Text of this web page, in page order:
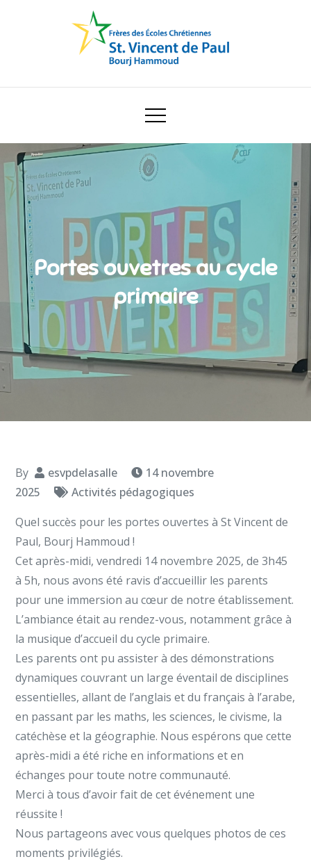
Ecole Saint Vincent de Paul
Portes ouvetres au cycle
primaire
By esvpdelasalle
14 novembre
2025
Activités pédagogiques
Quel succès pour les portes ouvertes à St Vincent de
Paul, Bourj Hammoud !
Cet après-midi, vendredi 14 novembre 2025, de 3h45
à 5h, nous avons été ravis d’accueillir les parents
pour une immersion au cœur de notre établissement.
L’ambiance était au rendez-vous, notamment grâce à
la musique d’accueil du cycle primaire.
Les parents ont pu assister à des démonstrations
dynamiques couvrant un large éventail de disciplines
essentielles, allant de l’anglais et du français à l’arabe,
en passant par les maths, les sciences, le civisme, la
catéchèse et la géographie. Nous espérons que cette
après-midi a été riche en informations et en
échanges pour toute notre communauté.
Merci à tous d’avoir fait de cet événement une
réussite !
Nous partageons avec vous quelques photos de ces
moments privilégiés.